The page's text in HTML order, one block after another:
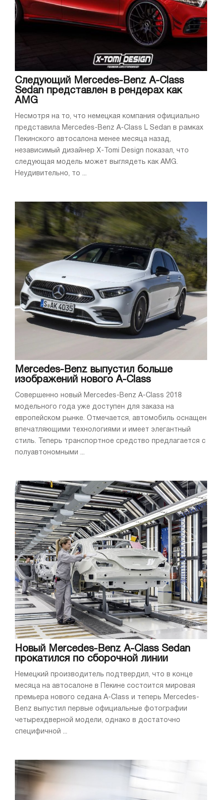
Следующий Mercedes-Benz A-Class
Sedan представлен в рендерах как
AMG
Несмотря на то, что немецкая компания официально
представила Mercedes-Benz A-Class L Sedan в рамках
Пекинского автосалона менее месяца назад,
независимый дизайнер X-Tomi Design показал, что
следующая модель может выглядеть как AMG.
Неудивительно, то ...
Mercedes-Benz выпустил больше
изображений нового A-Class
Совершенно новый Mercedes-Benz A-Class 2018
модельного года уже доступен для заказа на
европейском рынке. Отмечается, автомобиль оснащен
впечатляющими технологиями и имеет элегантный
стиль. Теперь транспортное средство предлагается с
полуавтономными ...
Новый Mercedes-Benz A-Class Sedan
прокатился по сборочной линии
Немецкий производитель подтвердил, что в конце
месяца на автосалоне в Пекине состоится мировая
премьера нового седана A-Class и теперь Mercedes-
Benz выпустил первые официальные фотографии
четырехдверной модели, однако в достаточно
специфичной ...